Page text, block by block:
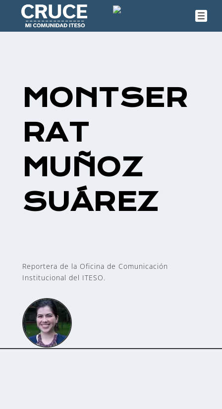
MONTSER
RAT
MUÑOZ
SUÁREZ
Reportera de la Oficina de Comunicación
Institucional del ITESO.